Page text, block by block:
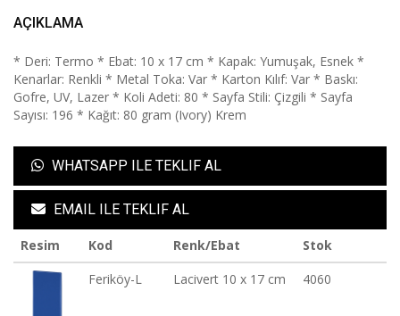
AÇIKLAMA
* Deri: Termo * Ebat: 10 x 17 cm * Kapak: Yumuşak, Esnek *
Kenarlar: Renkli * Metal Toka: Var * Karton Kılıf: Var * Baskı:
Gofre, UV, Lazer * Koli Adeti: 80 * Sayfa Stili: Çizgili * Sayfa
Sayısı: 196 * Kağıt: 80 gram (Ivory) Krem
WHATSAPP ILE TEKLIF AL
EMAIL ILE TEKLIF AL
Resim Kod Renk/Ebat
Stok
Feriköy-L
Lacivert 10 x 17 cm 4060